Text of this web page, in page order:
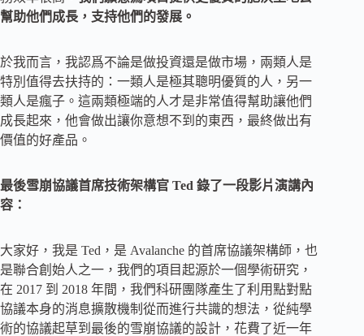
幫助他們成長，支持他們的發展。
於我而言，我認爲不論是做投資還是做市場，兩類人是
特別值得去扶持的：一類人是極其聰明優質的人，另一
類人是瘋子。這兩類極端的人才是非常值得幫助讓他們
成長起來，他會做出讓你意想不到的東西，最終做出有
價值的好產品。
最後雪崩協議首席技術架構官 Ted 錄了一段影片演講內
容：
大家好，我是 Ted，是 Avalanche 的首席協議架構師，也
是聯合創始人之一，我們的項目起源於一個學術研究，
在 2017 到 2018 年間，我們科研團隊產生了利用點對點
協議本身的消息擴散機制從而進行共識的想法，從純學
術的協議起草到最後的雪崩協議的設計，花費了近一年